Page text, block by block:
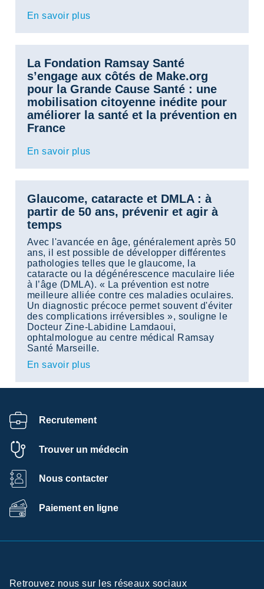
En savoir plus
La Fondation Ramsay Santé
s’engage aux côtés de Make.org
pour la Grande Cause Santé : une
mobilisation citoyenne inédite pour
améliorer la santé et la prévention en
France
En savoir plus
Glaucome, cataracte et DMLA : à
partir de 50 ans, prévenir et agir à
temps
Avec l'avancée en âge, généralement après 50
ans, il est possible de développer différentes
pathologies telles que le glaucome, la
cataracte ou la dégénérescence maculaire liée
à l’âge (DMLA). « La prévention est notre
meilleure alliée contre ces maladies oculaires.
Un diagnostic précoce permet souvent d'éviter
des complications irréversibles », souligne le
Docteur Zine-Labidine Lamdaoui,
ophtalmologue au centre médical Ramsay
Santé Marseille.
En savoir plus
Recrutement
Trouver un médecin
Nous contacter
Paiement en ligne
Retrouvez nous sur les réseaux sociaux